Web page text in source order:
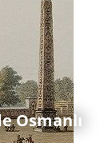
Osmanlı